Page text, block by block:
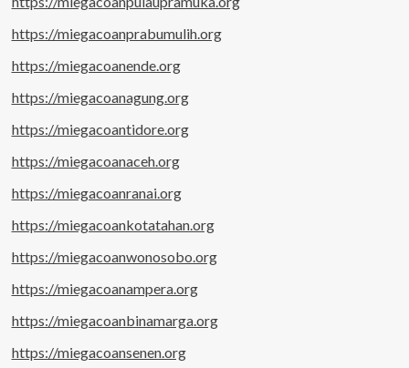
https://miegacoanprabumulih.org
https://miegacoanende.org
https://miegacoanagung.org
https://miegacoantidore.org
https://miegacoanaceh.org
https://miegacoanranai.org
https://miegacoankotatahan.org
https://miegacoanwonosobo.org
https://miegacoanampera.org
https://miegacoanbinamarga.org
https://miegacoansenen.org